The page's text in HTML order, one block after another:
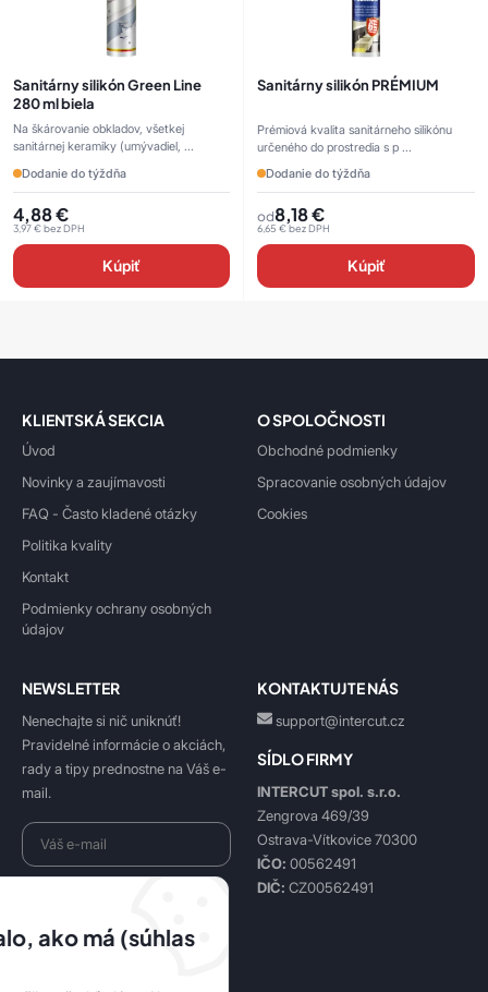
Sanitárny silikón Green Line
280 ml biela
Na škárovanie obkladov, všetkej
sanitárnej keramiky (umývadiel, ...
Dodanie do týždňa
4,88€
3,97€bez DPH
Kúpiť
Sanitárny silikón PRÉMIUM
Prémiová kvalita sanitárneho silikónu
určeného do prostredia s p ...
Dodanie do týždňa
od8,18€
6,65 €bez DPH
Kúpiť
KLIENTSKÁ SEKCIA
Úvod
Novinky a zaujímavosti
FAQ - Často kladené otázky
Politika kvality
Kontakt
Podmienky ochrany osobných
údajov
O SPOLOČNOSTI
Obchodné podmienky
Spracovanie osobných údajov
Cookies
NEWSLETTER
Nenechajte si nič uniknúť!
Pravidelné informácie o akciách,
rady a tipy prednostne na Váš e-
mail.
Prihlásiť sa k odberu
KONTAKTUJTE NÁS
support@intercut.cz
SÍDLO FIRMY
INTERCUT spol. s.r.o.
Zengrova 469/39
Ostrava-Vítkovice 70300
IČO: 00562491
DIČ: CZ00562491
ako má (súhlas